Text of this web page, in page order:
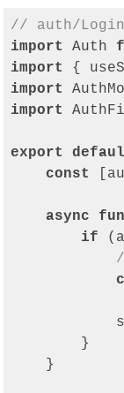
// auth/
import
Auth
import
{
import
import
export
const
async
if
        }
    }